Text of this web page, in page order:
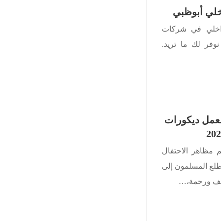
أبوظبي
في شركات
لك ما تريد.
ديكورات
مظاهر الاحتفال
المسلمون إلى
ورحمة،…